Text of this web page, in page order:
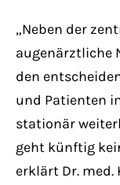
massa. Cum
magnis dis
ridiculus
nec.
„Neben der
augenärztliche
den
und Patienten
stationär
geht künftig
erklärt Dr. med.